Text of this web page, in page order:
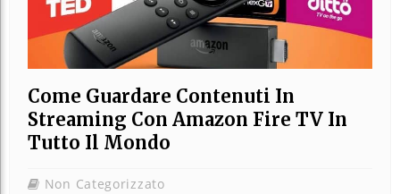
Come Guardare Contenuti In
Streaming Con Amazon Fire TV In
Tutto Il Mondo
Non Categorizzato